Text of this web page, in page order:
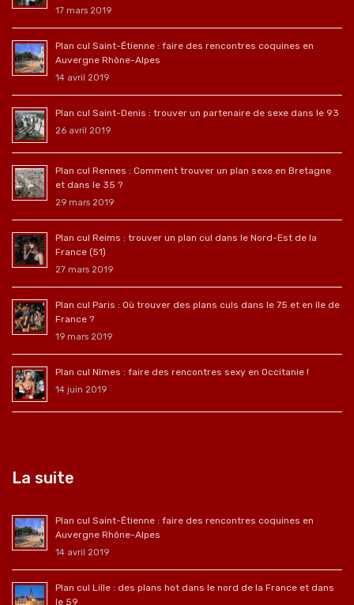
17 mars 2019
Plan cul Saint-Étienne : faire des rencontres coquines en
Auvergne Rhône-Alpes
14 avril 2019
Plan cul Saint-Denis : trouver un partenaire de sexe dans le 93
26 avril 2019
Plan cul Rennes : Comment trouver un plan sexe en Bretagne
et dans le 35 ?
29 mars 2019
Plan cul Reims : trouver un plan cul dans le Nord-Est de la
France (51)
27 mars 2019
Plan cul Paris : Où trouver des plans culs dans le 75 et en île de
France ?
19 mars 2019
Plan cul Nîmes : faire des rencontres sexy en Occitanie !
14 juin 2019
La suite
Plan cul Saint-Étienne : faire des rencontres coquines en
Auvergne Rhône-Alpes
14 avril 2019
Plan cul Lille : des plans hot dans le nord de la France et dans
le 59